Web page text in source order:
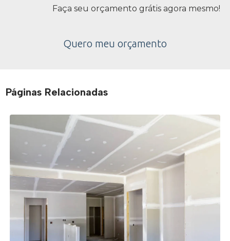
Faça seu orçamento grátis agora mesmo!
Quero meu orçamento
Páginas Relacionadas